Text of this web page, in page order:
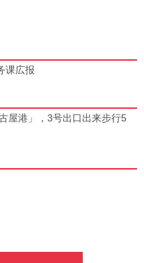
课広报
屋港」，3号出口出来步行5